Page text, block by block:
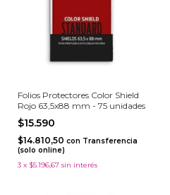
Folios Protectores Color Shield
Rojo 63,5x88 mm - 75 unidades
$15.590
$14.810,50 con Transferencia
(solo online)
3 x $5.196,67 sin interés